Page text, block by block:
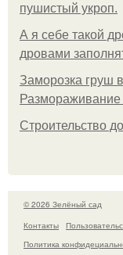
пушистый укроп.
А я себе такой
дровами
Заморозка груш
Размораживание
Строительство
© 2026 Зелёный сад
Контакты
Политика